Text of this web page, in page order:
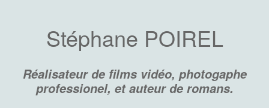
Stéphane POIREL
Réalisateur de films vidéo, photogaphe
professionel, et auteur de romans.